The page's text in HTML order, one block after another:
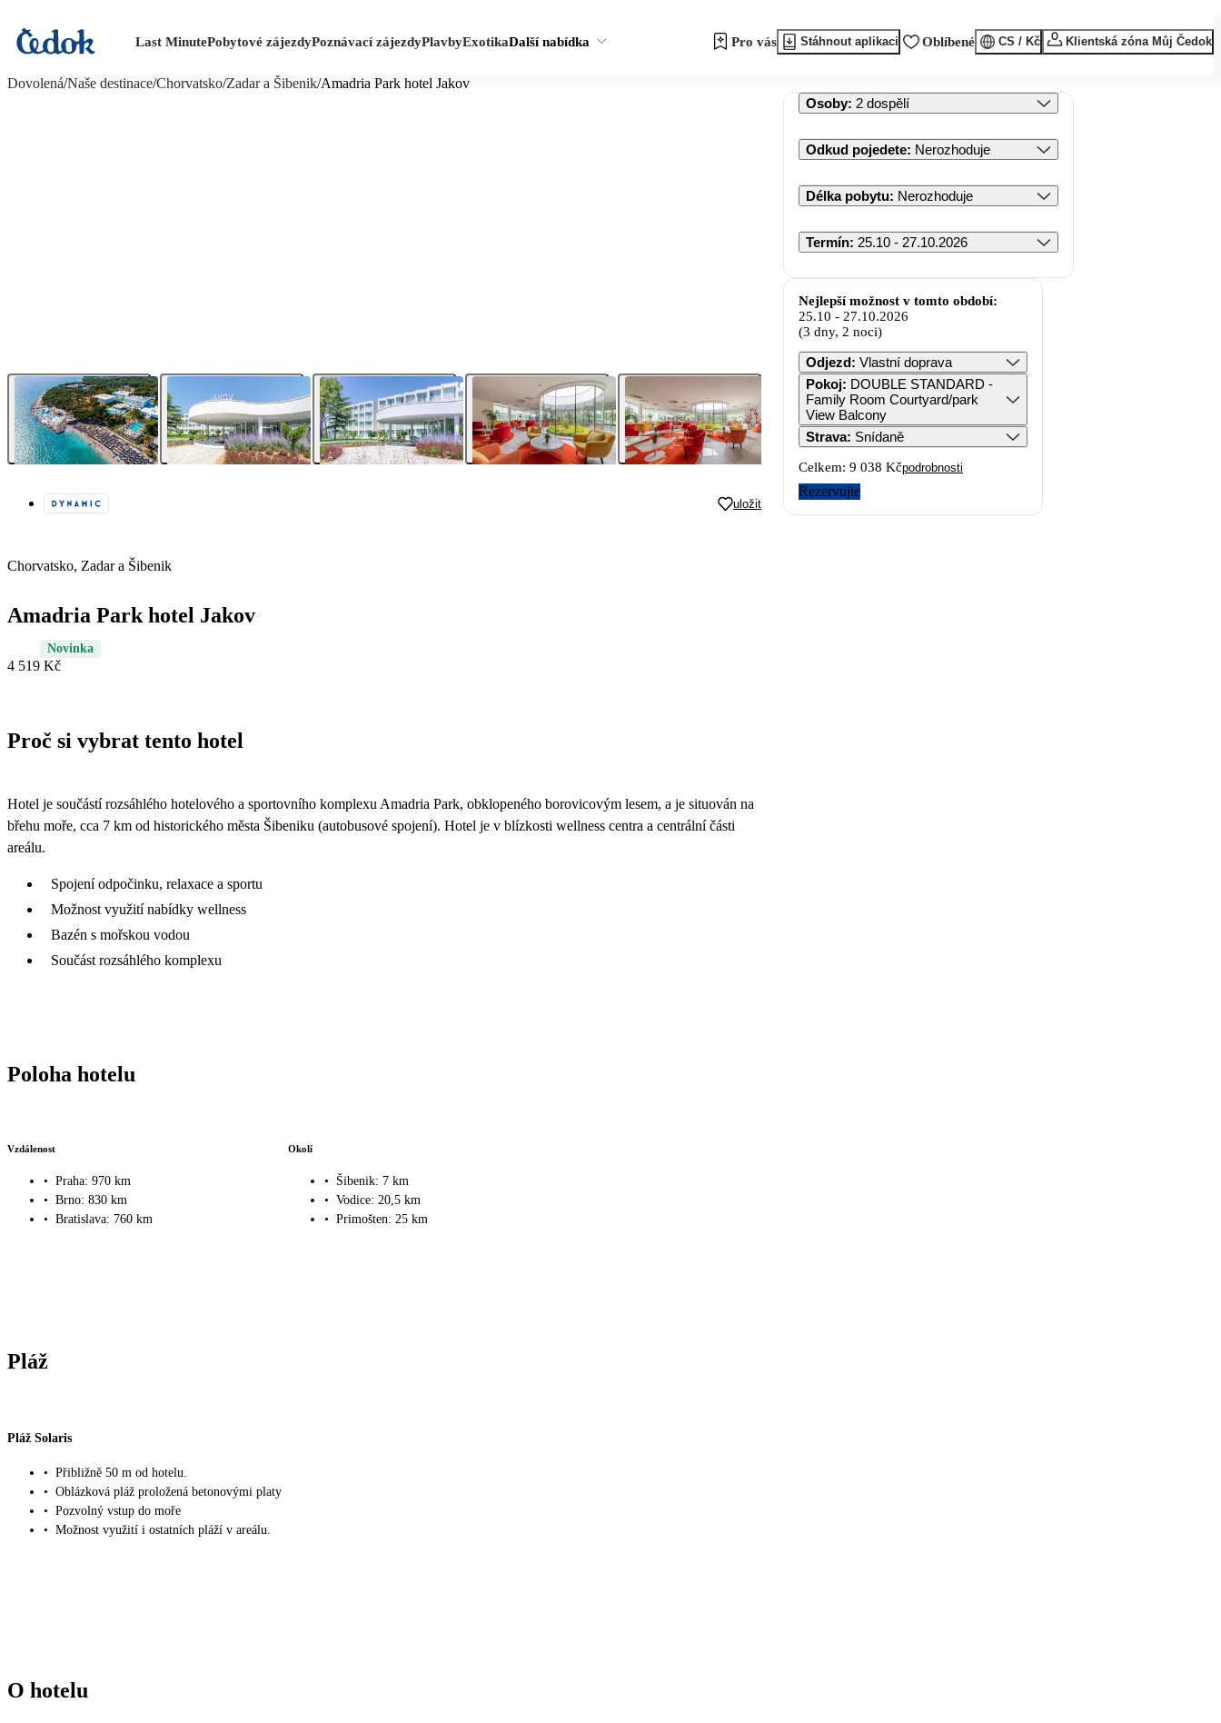
Last MinutePobytové zájezdyPoznávací zájezdyPlavbyExotikaDalší nabídka Pro vás Stáhnout aplikaci Oblíbené CS / Kč Klientská zóna Můj Čedok
Dovolená/Naše destinace/Chorvatsko/Zadar a Šibenik/Amadria Park hotel Jakov
uložit
Chorvatsko, Zadar a Šibenik
Amadria Park hotel Jakov
Novinka
4 519 Kč
Proč si vybrat tento hotel
Hotel je součástí rozsáhlého hotelového a sportovního komplexu Amadria Park, obklopeného borovicovým lesem, a je situován na
břehu moře, cca 7 km od historického města Šibeniku (autobusové spojení). Hotel je v blízkosti wellness centra a centrální části
areálu.
Spojení odpočinku, relaxace a sportu
Možnost využití nabídky wellness
Bazén s mořskou vodou
Součást rozsáhlého komplexu
Poloha hotelu
Vzdálenost
• Praha: 970 km
• Brno: 830 km
• Bratislava: 760 km
Okolí
•
Šibenik: 7 km
• Vodice: 20,5 km
• Primošten: 25 km
Pláž
Pláž Solaris
• Přibližně 50 m od hotelu.
• Oblázková pláž proložená betonovými platy
• Pozvolný vstup do moře
• Možnost využití i ostatních pláží v areálu.
O hotelu
Osoby: 2 dospělí
Odkud pojedete: Nerozhoduje
Délka pobytu: Nerozhoduje
Termín: 25.10 - 27.10.2026
Nejlepší možnost v tomto období:
25.10 - 27.10.2026
(3 dny, 2 noci)
Odjezd: Vlastní doprava
Pokoj: DOUBLE STANDARD -
Family Room Courtyard/park
View Balcony
Strava: Snídaně
Celkem: 9 038 Kčpodrobnosti
Rezervujte